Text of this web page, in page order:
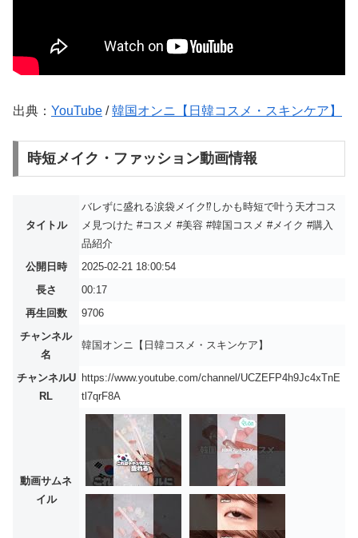
出典： YouTube /韓国オンニ【日韓コスメ・スキンケア】
時短メイク・ファッション動画情報
タイトル
バレずに盛れる涙袋メイク⁉︎しかも時短で叶う天才コス
メ見つけた #コスメ #美容 #韓国コスメ #メイク #購入
品紹介
公開日時
2025-02-21 18:00:54
長さ
00:17
再生回数
9706
チャンネル
名
韓国オンニ【日韓コスメ・スキンケア】
チャンネルU
RL
https://www.youtube.com/channel/UCZEFP4h9Jc4xTnE
tl7qrF8A
動画サムネ
イル